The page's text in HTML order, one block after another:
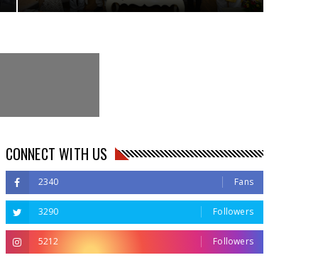
CONNECT WITH US
2340 Fans
3290 Followers
5212 Followers